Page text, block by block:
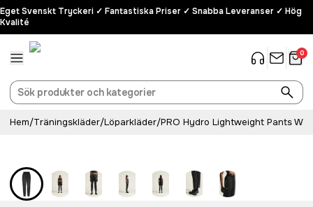
Eget Svenskt Tryckeri ✓ Fantastiska Priser ✓ Snabba Leveranser ✓ Hög
Kvalité
0
Hem/Träningskläder/Löparkläder/PRO Hydro Lightweight Pants W